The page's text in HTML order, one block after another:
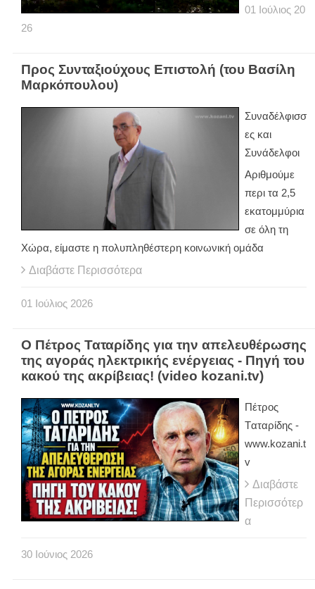
01 Ιούλιος 20
26
Προς Συνταξιούχους Επιστολή (του Βασίλη
Μαρκόπουλου)
Συναδέλφισσ
ες και
Συνάδελφοι
Αριθμούμε
περι τα 2,5
εκατομμύρια
σε όλη τη
Χώρα, είμαστε η πολυπληθέστερη κοινωνική ομάδα
Διαβάστε Περισσότερα
01 Ιούλιος 2026
Ο Πέτρος Ταταρίδης για την απελευθέρωσης
της αγοράς ηλεκτρικής ενέργειας - Πηγή του
κακού της ακρίβειας! (video kozani.tv)
Πέτρος
Tαταρίδης -
www.kozani.t
v
Διαβάστε
Περισσότερ
α
30 Ιούνιος 2026